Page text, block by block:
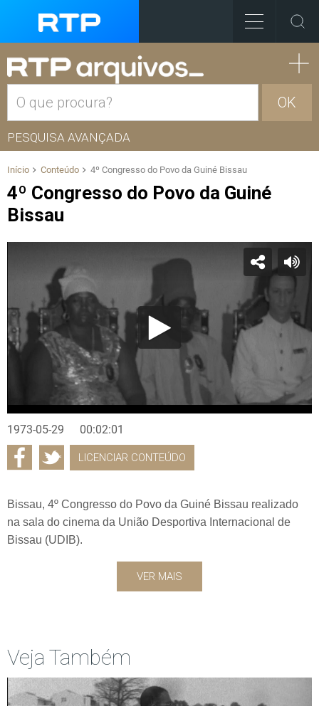
OK
PESQUISA AVANÇADA
Início Conteúdo 4º Congresso do Povo da Guiné Bissau
4º Congresso do Povo da Guiné
Bissau
1973-05-29 00:02:01
LICENCIAR CONTEÚDO
Bissau, 4º Congresso do Povo da Guiné Bissau realizado
na sala do cinema da União Desportiva Internacional de
Bissau (UDIB).
VER MAIS
Veja Também